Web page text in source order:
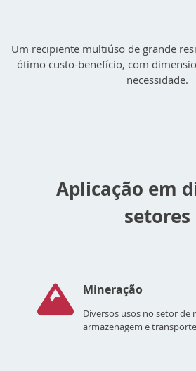
Um recipiente multiúso de grande
ótimo custo-benefício, com
necessidade.
Aplicação em
setores
Mineração
Diversos usos no setor de
armazenagem e